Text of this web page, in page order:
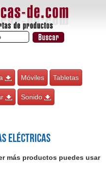
Móviles Tabletas
Sonido
eléctricas
más productos puedes usar